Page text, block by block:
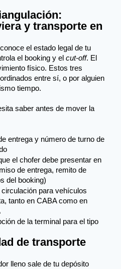
y transporte en
el estado legal de tu
el booking y el cut-off. El
físico. Estos tres
entre sí, o por alguien
tiempo.
saber antes de mover la
entrega y número de turno de
el chofer debe presentar en
de entrega, remito de
del booking)
para vehículos
tanto en CABA como en
de la terminal para el tipo
de transporte
lleno sale de tu depósito